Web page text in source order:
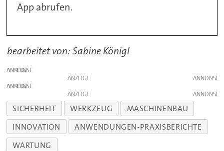
App abrufen.
bearbeitet von: Sabine Königl
ANZEIGE
ANZEIGE
ANZEIGE
ANZEIGE
SICHERHEIT WERKZEUG
MASCHINENBAU
INNOVATION
ANWENDUNGEN-PRAXISBERICHTE
WARTUNG